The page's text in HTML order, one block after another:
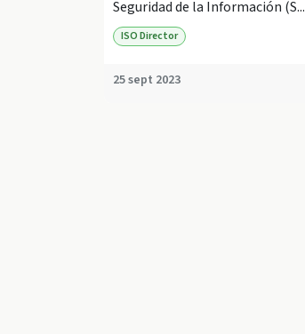
Seguridad de la Información (S...
ISO Director
25 sept 2023